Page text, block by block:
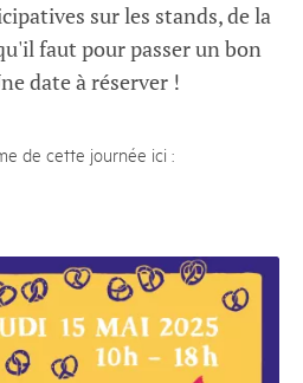
sur les stands, de la
faut pour passer un bon
date à réserver !
de cette journée ici :